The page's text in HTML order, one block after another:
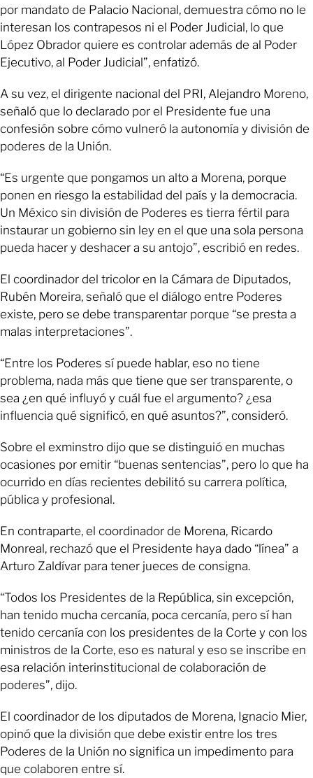
por mandato de Palacio Nacional, demuestra cómo no le
interesan los contrapesos ni el Poder Judicial, lo que
López Obrador quiere es controlar además de al Poder
Ejecutivo, al Poder Judicial”, enfatizó.
A su vez, el dirigente nacional del PRI, Alejandro Moreno,
señaló que lo declarado por el Presidente fue una
confesión sobre cómo vulneró la autonomía y división de
poderes de la Unión.
“Es urgente que pongamos un alto a Morena, porque
ponen en riesgo la estabilidad del país y la democracia.
Un México sin división de Poderes es tierra fértil para
instaurar un gobierno sin ley en el que una sola persona
pueda hacer y deshacer a su antojo”, escribió en redes.
El coordinador del tricolor en la Cámara de Diputados,
Rubén Moreira, señaló que el diálogo entre Poderes
existe, pero se debe transparentar porque “se presta a
malas interpretaciones”.
“Entre los Poderes sí puede hablar, eso no tiene
problema, nada más que tiene que ser transparente, o
sea ¿en qué influyó y cuál fue el argumento? ¿esa
influencia qué significó, en qué asuntos?”, consideró.
Sobre el exminstro dijo que se distinguió en muchas
ocasiones por emitir “buenas sentencias”, pero lo que ha
ocurrido en días recientes debilitó su carrera política,
pública y profesional.
En contraparte, el coordinador de Morena, Ricardo
Monreal, rechazó que el Presidente haya dado “línea” a
Arturo Zaldívar para tener jueces de consigna.
“Todos los Presidentes de la República, sin excepción,
han tenido mucha cercanía, poca cercanía, pero sí han
tenido cercanía con los presidentes de la Corte y con los
ministros de la Corte, eso es natural y eso se inscribe en
esa relación interinstitucional de colaboración de
poderes”, dijo.
El coordinador de los diputados de Morena, Ignacio Mier,
opinó que la división que debe existir entre los tres
Poderes de la Unión no significa un impedimento para
que colaboren entre sí.